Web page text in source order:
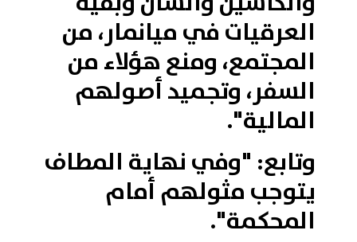
العرقيات في ميانمار، من
المجتمع، ومنع هؤلاء من
السفر، وتجميد أصولهم
المالية".
وتابع: "وفي نهاية المطاف
يتوجب مثولهم أمام
المحكمة".